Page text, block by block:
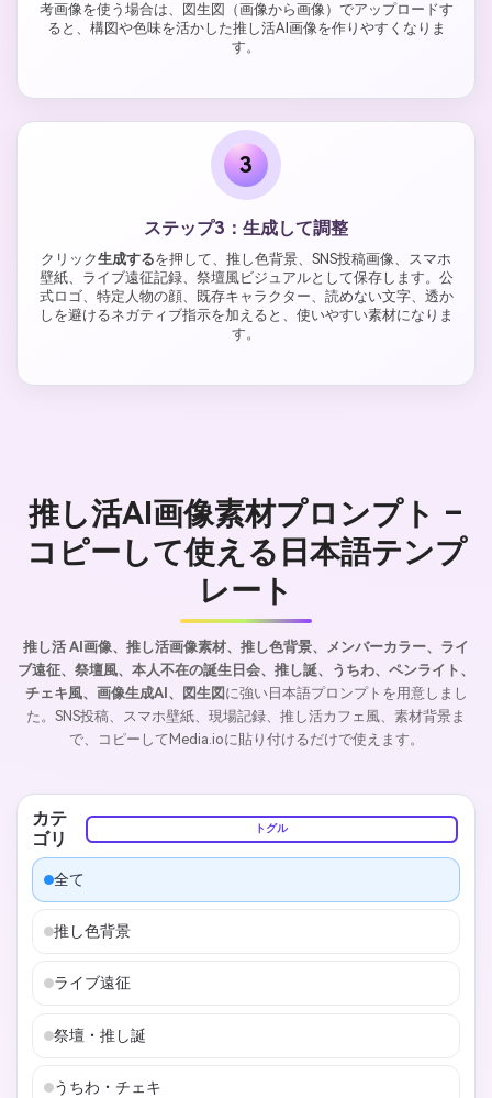
考画像を使う場合は、図生図（画像から画像）でアップロードす
ると、構図や色味を活かした推し活AI画像を作りやすくなりま
す。
3
ステップ3：生成して調整
クリック生成するを押して、推し色背景、SNS投稿画像、スマホ
壁紙、ライブ遠征記録、祭壇風ビジュアルとして保存します。公
式ロゴ、特定人物の顔、既存キャラクター、読めない文字、透か
しを避けるネガティブ指示を加えると、使いやすい素材になりま
す。
推し活AI画像素材プロンプト –
コピーして使える日本語テンプ
レート
推し活 AI画像、推し活画像素材、推し色背景、メンバーカラー、ライ
ブ遠征、祭壇風、本人不在の誕生日会、推し誕、うちわ、ペンライト、
チェキ風、画像生成AI、図生図 に強い日本語プロンプトを用意しまし
た。SNS投稿、スマホ壁紙、現場記録、推し活カフェ風、素材背景ま
で、コピーしてMedia.ioに貼り付けるだけで使えます。
カテ
ゴリ
トグル
全て
推し色背景
ライブ遠征
祭壇・推し誕
うちわ・チェキ